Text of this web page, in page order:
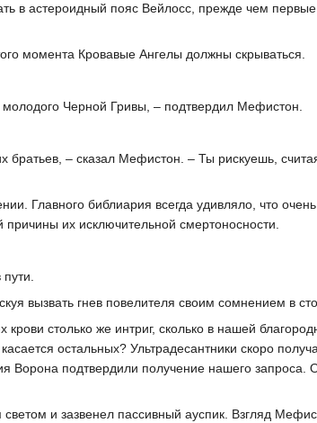
в астероидный пояс Вейлосс, прежде чем
момента Кровавые Ангелы должны скрываться.
Черной Гривы, – подтвердил Мефистон.
– сказал Мефистон. – Ты рискуешь,
Главного библиария всегда удивляло, что
их исключительной смертоносности.
вызвать гнев повелителя своим сомнением в
столько же интриг, сколько в нашей
остальных? Ультрадесантники скоро
Ворона подтвердили получение нашего запроса.
и зазвенел пассивный ауспик. Взгляд